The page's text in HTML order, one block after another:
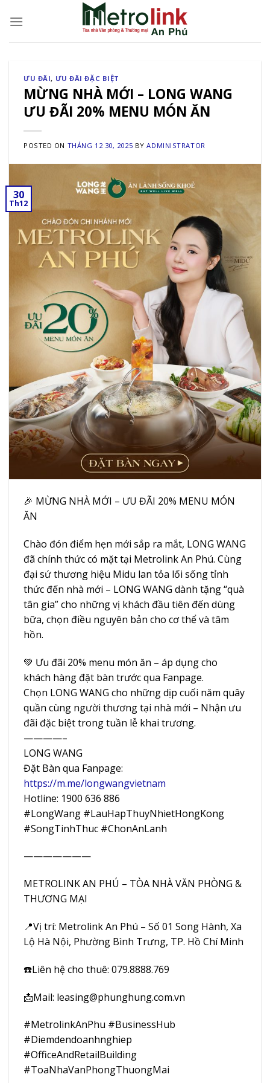
ƯU ĐÃI, ƯU ĐÃI ĐẶC BIỆT
MỪNG NHÀ MỚI – LONG WANG
ƯU ĐÃI 20% MENU MÓN ĂN
POSTED ON THÁNG 12 30, 2025 BYADMINISTRATOR
30
Th12
🎉 MỪNG NHÀ MỚI – ƯU ĐÃI 20% MENU MÓN
ĂN
Chào đón điểm hẹn mới sắp ra mắt, LONG WANG
đã chính thức có mặt tại Metrolink An Phú. Cùng
đại sứ thương hiệu Midu lan tỏa lối sống tỉnh
thức đến nhà mới – LONG WANG dành tặng “quà
tân gia” cho những vị khách đầu tiên đến dùng
bữa, chọn điều nguyên bản cho cơ thể và tâm
hồn.
💚 Ưu đãi 20% menu món ăn – áp dụng cho
khách hàng đặt bàn trước qua Fanpage.
Chọn LONG WANG cho những dịp cuối năm quây
quần cùng người thương tại nhà mới – Nhận ưu
đãi đặc biệt trong tuần lễ khai trương.
————–
LONG WANG
Đặt Bàn qua Fanpage:
https://m.me/longwangvietnam
Hotline: 1900 636 886
#LongWang #LauHapThuyNhietHongKong
#SongTinhThuc #ChonAnLanh
———————
METROLINK AN PHÚ – TÒA NHÀ VĂN PHÒNG &
THƯƠNG MẠI
📍Vị trí: Metrolink An Phú – Số 01 Song Hành, Xa
Lộ Hà Nội, Phường Bình Trưng, TP. Hồ Chí Minh
☎️Liên hệ cho thuê: 079.8888.769
📩Mail: leasing@phunghung.com.vn
#MetrolinkAnPhu #BusinessHub
#Diemdendoanhnghiep
#OfficeAndRetailBuilding
#ToaNhaVanPhongThuongMai